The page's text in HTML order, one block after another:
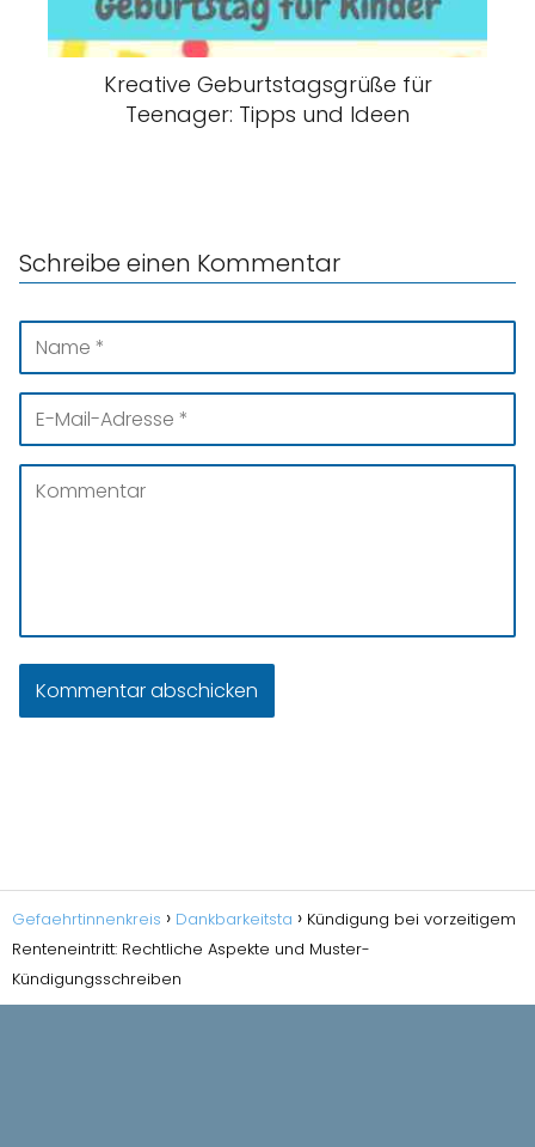
Kreative Geburtstagsgrüße für
Teenager: Tipps und Ideen
Schreibe einen Kommentar
Gefaehrtinnenkreis Dankbarkeitsta
Kündigung bei vorzeitigem
Renteneintritt: Rechtliche Aspekte und Muster-
Kündigungsschreiben